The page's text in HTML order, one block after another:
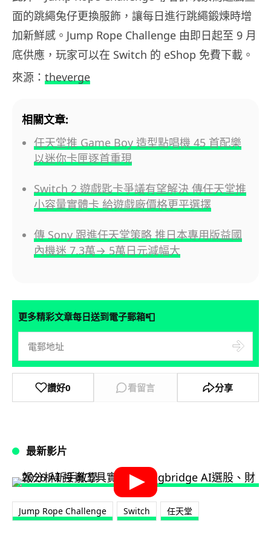
面的跳繩兔仔更換服飾，讓每日進行跳繩鍛煉時增
加新鮮感。Jump Rope Challenge 由即日起至 9 月
底供應，玩家可以在 Switch 的 eShop 免費下載。
來源： theverge
相關文章:
任天堂推 Game Boy 造型點唱機 45 首配樂
以迷你卡匣逐首重現
Switch 2 遊戲匙卡爭議有望解決 傳任天堂推
小容量實體卡 給遊戲廠價格更平選擇
傳 Sony 跟進任天堂策略 推日本專用版益國
內機迷 7.3萬→ 5萬日元減幅大
更多精彩文章每日送到電子郵箱📮
讚好0 看留言 分享
最新影片
Jump Rope Challenge Switch 任天堂